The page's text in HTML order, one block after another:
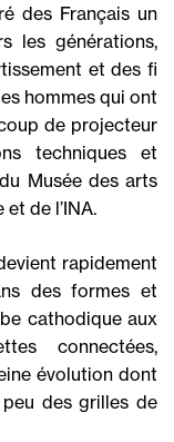
des Français un
les générations,
et des fi
hommes qui ont
de projecteur
techniques et
Musée des arts
de l’INA.
rapidement
des formes et
cathodique aux
connectées,
évolution dont
peu des grilles de